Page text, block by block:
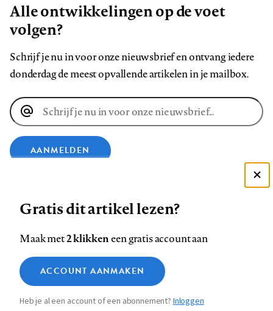
Alle ontwikkelingen op de voet
volgen?
Schrijf je nu in voor onze nieuwsbrief en ontvang iedere
donderdag de meest opvallende artikelen in je mailbox.
E-
mailadres
AANMELDEN
op
Facebook
op
LinkedIn
op
Bluesky
ons
op
InstagramYouTube
Footer
Contact Colofon Disclaimer Privacy
Medische vragen verdienen
betrouwbare antwoorden
Zie onze cookie policy
Analytische cookies
Marketing cookies
Gratis dit artikel lezen?
Maak met2 klikkeneen gratis account aan
ACCOUNT AANMAKEN
Heb je al een account of een abonnement?Inloggen